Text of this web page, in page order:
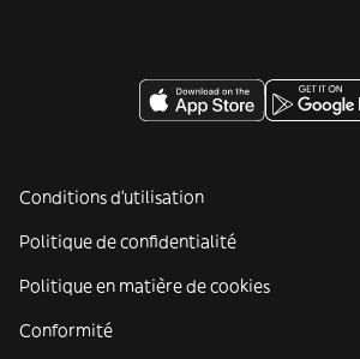
Conditions d'utilisation
Politique de confidentialité
Politique en matière de cookies
Conformité